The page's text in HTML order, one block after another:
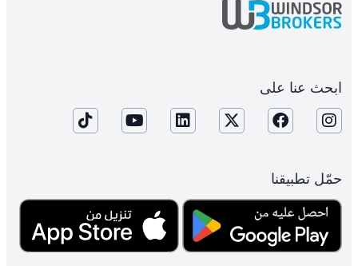
ابحث عنا على
حمّل تطبيقنا